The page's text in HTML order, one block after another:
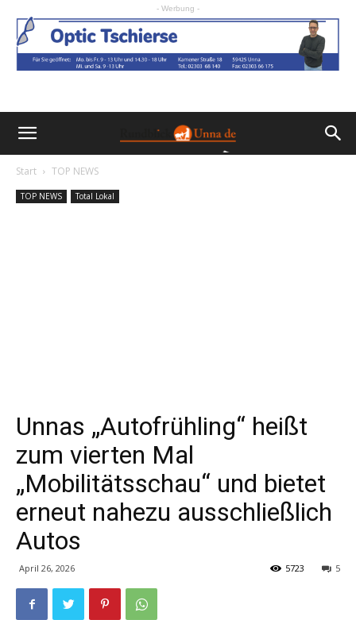
- Werbung -
Start TOP NEWS
TOP NEWS Total Lokal
Unnas „Autofrühling“ heißt
zum vierten Mal
„Mobilitätsschau“ und bietet
erneut nahezu ausschließlich
Autos
April 26, 2026 5
5723